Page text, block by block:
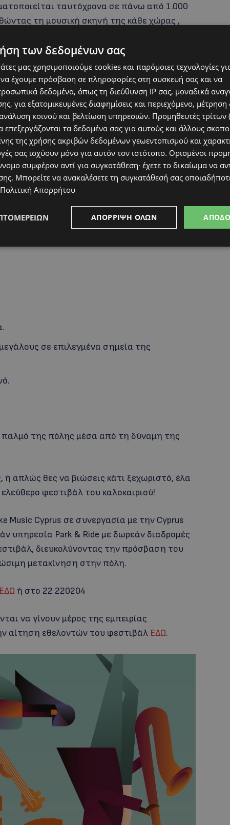
ταυτόχρονα σε πάνω από 1.000
τη μουσική σκηνή της κάθε χώρας ,
σκηνή του νησιού.
και δρομάκια, κάθε γωνιά γίνεται
και μουσικού ύφους ενώνουν τις φωνές
για όλους!
στο οποίο μπορείς να συμβάλεις και εσύ!
σε επιλεγμένα σημεία της
της πόλης μέσα από τη δύναμη της
ή απλώς θες να βιώσεις κάτι ξεχωριστό, έλα
φεστιβάλ του καλοκαιριού!
Music Cyprus σε συνεργασία με την Cyprus
υπηρεσία Park & Ride με δωρεάν διαδρομές
διευκολύνοντας την πρόσβαση του
μετακίνηση στην πόλη.
ΕΔΩ ή στο 22 220204
να γίνουν μέρος της εμπειρίας
αίτηση εθελοντών του φεστιβάλ ΕΔΩ.
των δεδομένων σας
μας χρησιμοποιούμε cookies και παρόμοιες τεχνολογίες
έχουμε πρόσβαση σε πληροφορίες στη συσκευή σας και να
δεδομένα, όπως τη διεύθυνση IP σας, μοναδικά
για εξατομικευμένες διαφημίσεις και περιεχόμενο,
κοινού και βελτίωση υπηρεσιών. Προμηθευτές τρίτων
επεξεργάζονται τα δεδομένα σας για αυτούς και άλλους
της χρήσης ακριβών δεδομένων γεωεντοπισμού και
σας ισχύουν μόνο για αυτόν τον ιστότοπο. Ορισμένοι
συμφέρον αντί για συγκατάθεση· έχετε το δικαίωμα να
. Μπορείτε να ανακαλέσετε τη συγκατάθεσή σας
Πολιτική Απορρήτου
ΑΠΌΡΡΙΨΗ ΌΛΩΝ